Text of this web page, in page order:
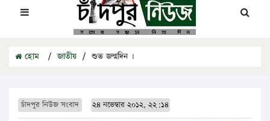
হোম / জাতীয় / শুভ জন্মদিন ।
চাঁদপুর নিউজ সংবাদ ২৪ নভেম্বার ২০১২, ২২:১৪